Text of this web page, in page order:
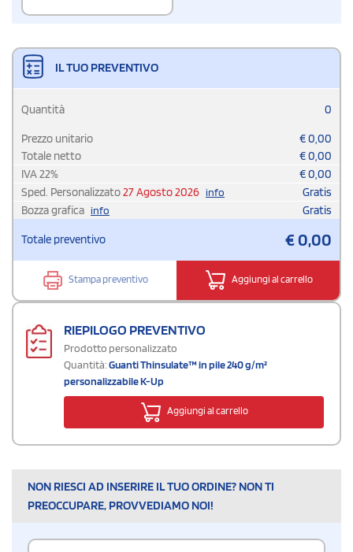
IL TUO PREVENTIVO
Quantità 0
Prezzo unitario €0,00
Totale netto
€0,00
IVA22% €0,00
Sped. Personalizzato27 Agosto 2026 info
Gratis
Bozza grafica info Gratis
Totale preventivo €0,00
Stampa preventivo Aggiungi al carrello
RIEPILOGO PREVENTIVO
Prodotto personalizzato
Quantità:Guanti Thinsulate™ in pile 240 g/m²
personalizzabile K-Up
Aggiungi al carrello
NON RIESCI AD INSERIRE IL TUO ORDINE? NON TI
PREOCCUPARE, PROVVEDIAMO NOI!